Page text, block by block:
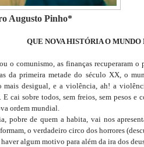
Augusto Pinho*
QUE NOVA HISTÓRIA O MUNDO
o comunismo, as finanças recuperaram o
da primeira metade do século XX, o
mais desigual, e a violência, ah! a
E cai sobre todos, sem freios, sem pesos e
ordem mundial.
pobre de quem a habita, vai nos
o verdadeiro circo dos horrores
algum motivo para além da ira dos